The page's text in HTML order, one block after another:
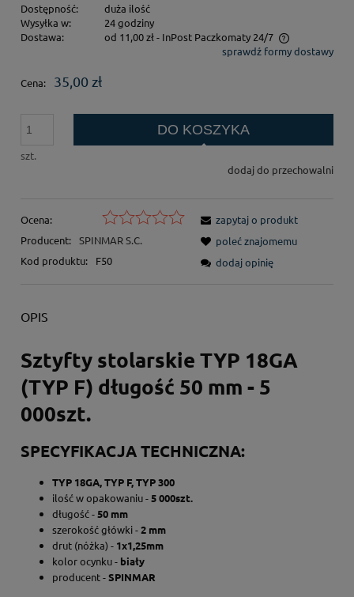
Dostępność:
duża ilość
Wysyłka w:
24 godziny
Dostawa:
od 11,00 zł - InPost Paczkomaty 24/7
Cena nie zawiera ewentualnych kosztów płatnościsprawdź formy dostawy
Cena: 35,00 zł
szt.
DO KOSZYKA
dodaj do przechowalni
Ocena:
Producent: SPINMAR S.C.
Kod produktu:
F50
zapytaj o produkt
poleć znajomemu
dodaj opinię
OPIS
Sztyfty stolarskie TYP 18GA
(TYP F) długość 50 mm - 5
000szt.
SPECYFIKACJA TECHNICZNA:
TYP 18GA, TYP F, TYP 300
ilość w opakowaniu -5 000szt.
długość -50 mm
szerokość główki -2 mm
drut (nóżka) - 1x1,25mm
kolor ocynku - biały
producent -SPINMAR